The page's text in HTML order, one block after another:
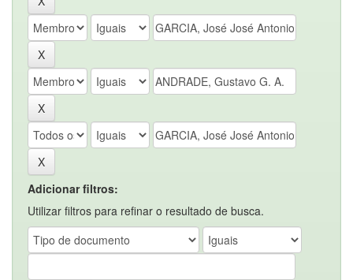
Adicionar filtros:
Utilizar filtros para refinar o resultado de busca.